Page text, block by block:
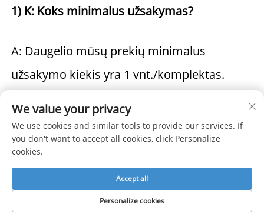
1) K: Koks minimalus užsakymas?
A: Daugelio mūsų prekių minimalus
užsakymo kiekis yra 1 vnt./komplektas.
2) K: Kokius mokėjimo būdus priima jūsų
įmonė?
A: Priimame daugumą mokėjimo metodų,
tačiau daugiausiai dirbame pagal T/T, L/C
sąlygas.
We value your privacy
We use cookies and similar tools to provide our services. If
you don't want to accept all cookies, click Personalize
cookies.
Personalize cookies
Accept all